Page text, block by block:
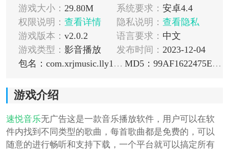
游戏大小： 29.80M 系统要求： 安卓4.4
权限说明： 查看详情 隐私说明： 查看隐私
游戏版本： v2.0.2 语言要求： 中文
游戏类型： 影音播放 发布时间： 2023-12-04
包名：com.xrjmusic.lly1.all
MD5：99AF1622475E47413BB459A9D763F357
游戏介绍
速悦音乐无广告这是一款音乐播放软件，用户可以在软
件内找到不同类型的歌曲，每首歌曲都是免费的，可以
随意的进行畅听和支持下载，一个平台就可以搞定所有